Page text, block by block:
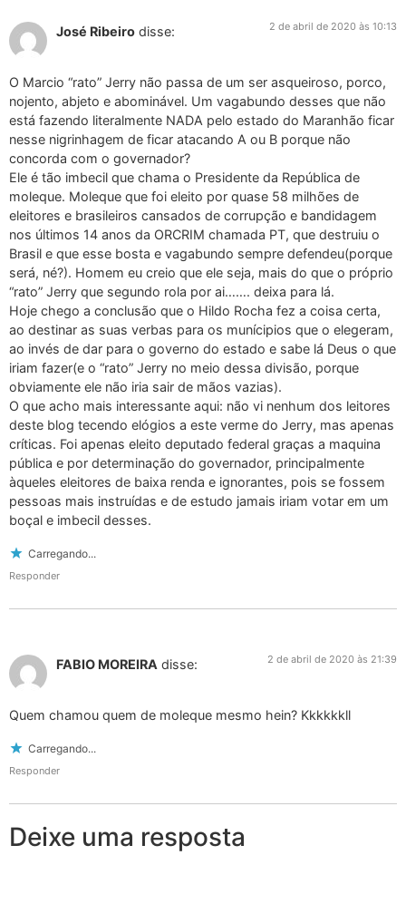
José Ribeiro disse: 2 de abril de 2020 às 10:13
O Marcio “rato” Jerry não passa de um ser asqueiroso, porco,
nojento, abjeto e abominável. Um vagabundo desses que não
está fazendo literalmente NADA pelo estado do Maranhão ficar
nesse nigrinhagem de ficar atacando A ou B porque não
concorda com o governador?
Ele é tão imbecil que chama o Presidente da República de
moleque. Moleque que foi eleito por quase 58 milhões de
eleitores e brasileiros cansados de corrupção e bandidagem
nos últimos 14 anos da ORCRIM chamada PT, que destruiu o
Brasil e que esse bosta e vagabundo sempre defendeu(porque
será, né?). Homem eu creio que ele seja, mais do que o próprio
“rato” Jerry que segundo rola por ai……. deixa para lá.
Hoje chego a conclusão que o Hildo Rocha fez a coisa certa,
ao destinar as suas verbas para os munícipios que o elegeram,
ao invés de dar para o governo do estado e sabe lá Deus o que
iriam fazer(e o “rato” Jerry no meio dessa divisão, porque
obviamente ele não iria sair de mãos vazias).
O que acho mais interessante aqui: não vi nenhum dos leitores
deste blog tecendo elógios a este verme do Jerry, mas apenas
críticas. Foi apenas eleito deputado federal graças a maquina
pública e por determinação do governador, principalmente
àqueles eleitores de baixa renda e ignorantes, pois se fossem
pessoas mais instruídas e de estudo jamais iriam votar em um
boçal e imbecil desses.
Carregando...
Responder
FABIO MOREIRA disse: 2 de abril de 2020 às 21:39
Quem chamou quem de moleque mesmo hein? Kkkkkkll
Carregando...
Responder
Deixe uma resposta